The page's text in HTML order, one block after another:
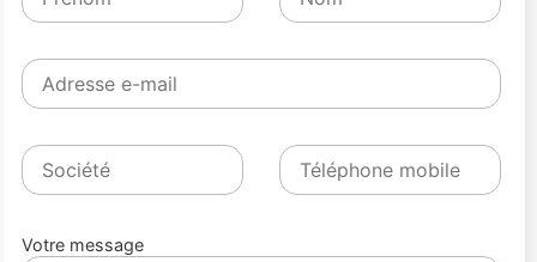
Votre message